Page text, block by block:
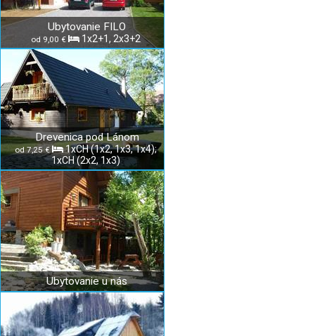
Ubytovanie FILO
od 9,00 € 1x2+1, 2x3+2
Drevenica pod Lánom
od 7,25 €
1xCH (1x2, 1x3, 1x4);
1xCH (2x2, 1x3)
Ubytovanie u nás